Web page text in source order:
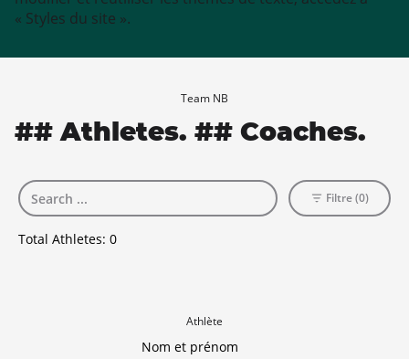
« Styles du site ».
Team NB
## Athletes. ## Coaches.
Total Athletes: 0
Filtre (0)
Athlète
Nom et prénom